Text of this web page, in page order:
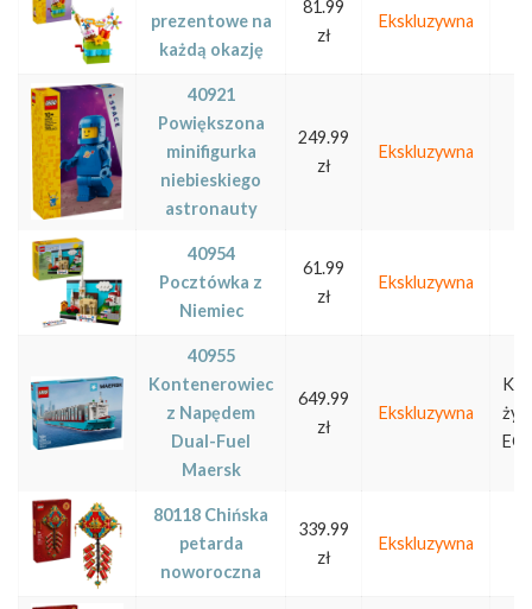
prezentowe na
każdą okazję
81.99
zł
Ekskluzywna
40921
Powiększona
minifigurka
niebieskiego
astronauty
249.99
zł
Ekskluzywna
40954
Pocztówka z
Niemiec
61.99
zł
Ekskluzywna
40955
Kontenerowiec
z Napędem
Dual-Fuel
Maersk
649.99
zł
Ekskluzywna
80118 Chińska
petarda
noworoczna
339.99
zł
Ekskluzywna